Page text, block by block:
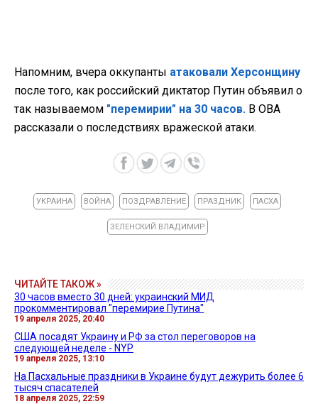
Напомним, вчера оккупанты атаковали Херсонщину
после того, как российский диктатор Путин объявил о
так называемом "перемирии" на 30 часов. В ОВА
рассказали о последствиях вражеской атаки.
УКРАИНА ВОЙНА ПОЗДРАВЛЕНИЕ ПРАЗДНИК ПАСХА
ЗЕЛЕНСКИЙ ВЛАДИМИР
ЧИТАЙТЕ ТАКОЖ »
30 часов вместо 30 дней: украинский МИД
прокомментировал "перемирие Путина"
19 апреля 2025, 20:40
США посадят Украину и РФ за стол переговоров на
следующей неделе - NYP
19 апреля 2025, 13:10
На Пасхальные праздники в Украине будут дежурить более 6
тысяч спасателей
18 апреля 2025, 22:59